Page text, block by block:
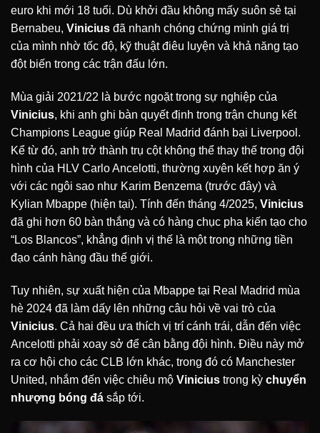
euro khi mới 18 tuổi. Dù khởi đầu không mấy suôn sẻ tại
Bernabeu, Vinicius đã nhanh chóng chứng minh giá trị
của mình nhờ tốc độ, kỹ thuật điêu luyện và khả năng tạo
đột biến trong các trận đấu lớn.
Mùa giải 2021/22 là bước ngoặt trong sự nghiệp của
Vinicius, khi anh ghi bàn quyết định trong trận chung kết
Champions League giúp Real Madrid đánh bại Liverpool.
Kể từ đó, anh trở thành trụ cột không thể thay thế trong đội
hình của HLV Carlo Ancelotti, thường xuyên kết hợp ăn ý
với các ngôi sao như Karim Benzema (trước đây) và
Kylian Mbappe (hiện tại). Tính đến tháng 4/2025, Vinicius
đã ghi hơn 60 bàn thắng và có hàng chục pha kiến tạo cho
“Los Blancos”, khẳng định vị thế là một trong những tiền
đạo cánh hàng đầu thế giới.
Tuy nhiên, sự xuất hiện của Mbappe tại Real Madrid mùa
hè 2024 đã làm dấy lên những câu hỏi về vai trò của
Vinicius. Cả hai đều ưa thích vị trí cánh trái, dẫn đến việc
Ancelotti phải xoay sở để cân bằng đội hình. Điều này mở
ra cơ hội cho các CLB lớn khác, trong đó có Manchester
United, nhắm đến việc chiêu mộ Vinicius trong kỳ chuyển
nhượng bóng đá sắp tới.